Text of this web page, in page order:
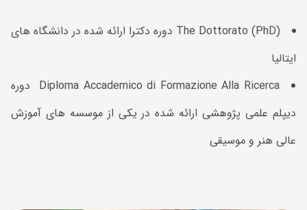
The Dottorato (PhD) دوره دکترا ارائه شده در دانشگاه های
ایتالیا
Diploma Accademico di Formazione Alla Ricerca دوره
دیپلم علمی پژوهشی ارائه شده در یکی از موسسه های آموزش
عالی هنر و موسیقی